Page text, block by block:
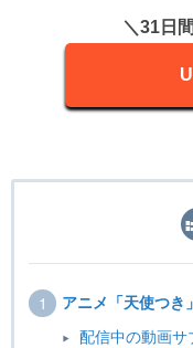
＼31日間
アニメ「天使つき
配信中の動画サ